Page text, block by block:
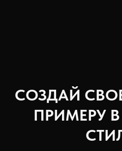
СОЗДАЙ
ПРИМЕРУ